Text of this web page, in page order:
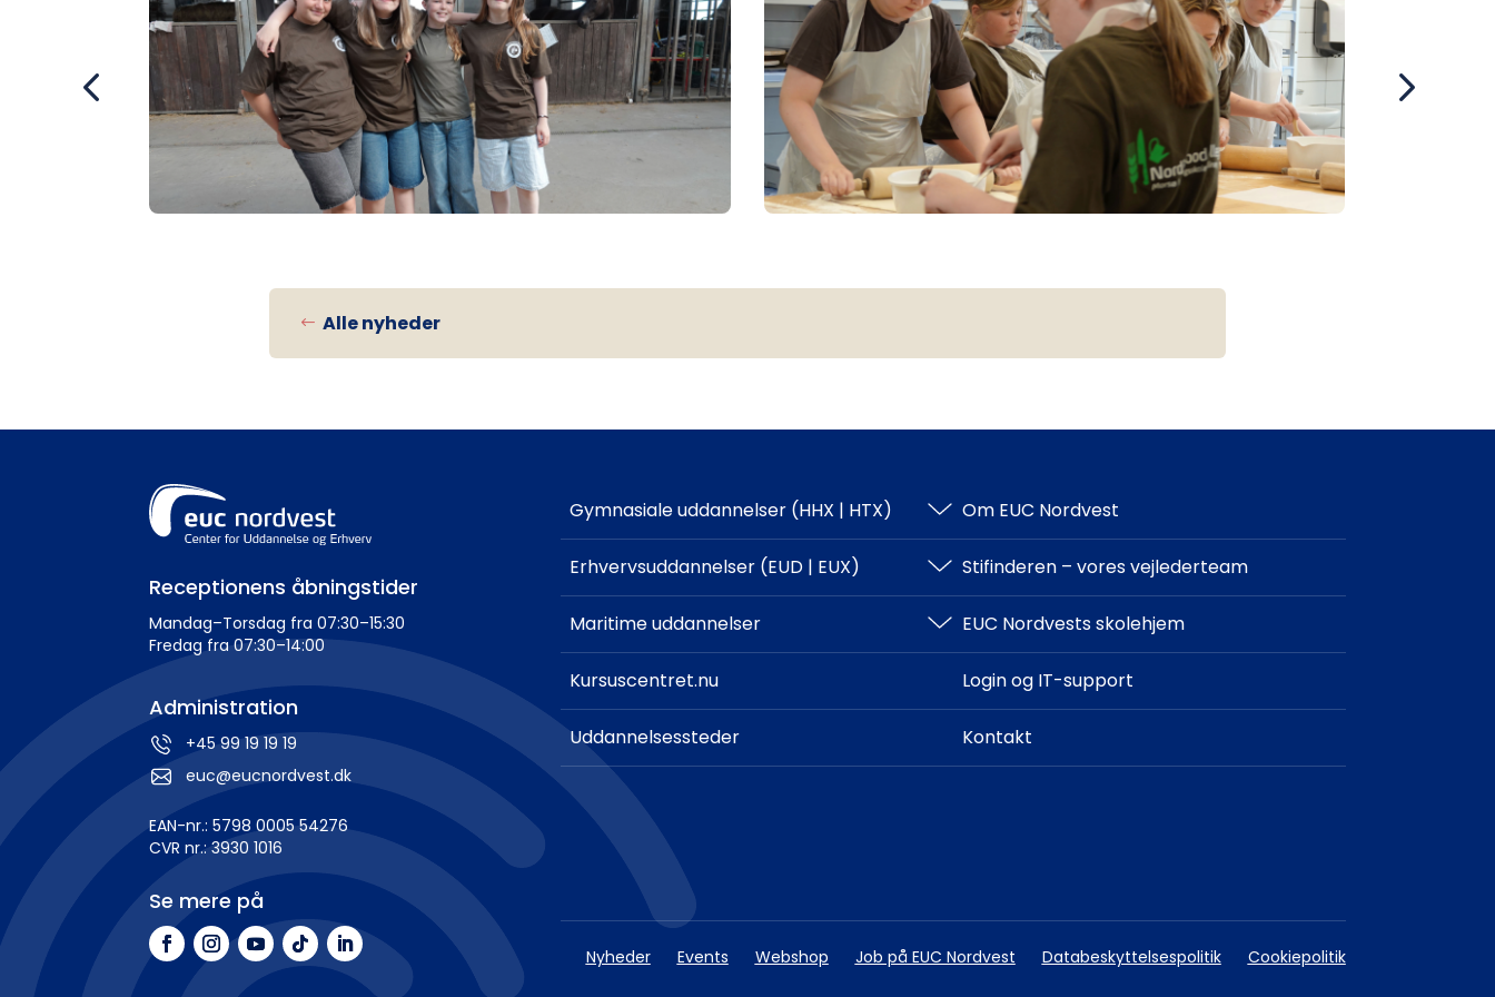
Alle nyheder
Receptionens åbningstider
Mandag–Torsdag fra 07:30–15:30
Fredag fra 07:30–14:00
Administration
+45 99 19 19 19
euc@eucnordvest.dk
EAN-nr.: 5798 0005 54276
CVR nr.: 3930 1016
Se mere på
Gymnasiale uddannelser (HHX | HTX)
HHX
HTX
Erhvervsuddannelser (EUD | EUX)
Teknisk
Business
Maritime uddannelser
North Sea College
Kursuscentret.nu
Uddannelsessteder
Om EUC Nordvest
Stifinderen – vores vejlederteam
EUC Nordvests skolehjem
Login og IT-support
Kontakt
Nyheder Events Webshop Job på EUC Nordvest Databeskyttelsespolitik Cookiepolitik